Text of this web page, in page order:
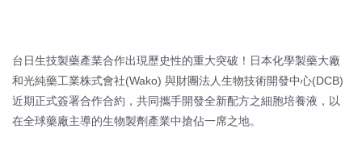
台日生技製藥產業合作出現歷史性的重大突破！日本化學製藥大廠
和光純藥工業株式會社(Wako) 與財團法人生物技術開發中心(DCB)
近期正式簽署合作合約，共同攜手開發全新配方之細胞培養液，以
在全球藥廠主導的生物製劑產業中搶佔一席之地。